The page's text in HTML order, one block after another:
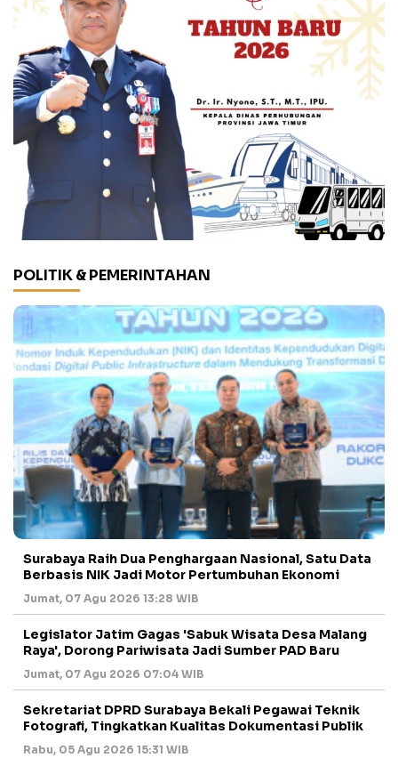
POLITIK & PEMERINTAHAN
Surabaya Raih Dua Penghargaan Nasional, Satu Data
Berbasis NIK Jadi Motor Pertumbuhan Ekonomi
Jumat, 07 Agu 2026 13:28 WIB
Legislator Jatim Gagas 'Sabuk Wisata Desa Malang
Raya', Dorong Pariwisata Jadi Sumber PAD Baru
Jumat, 07 Agu 2026 07:04 WIB
Sekretariat DPRD Surabaya Bekali Pegawai Teknik
Fotografi, Tingkatkan Kualitas Dokumentasi Publik
Rabu, 05 Agu 2026 15:31 WIB